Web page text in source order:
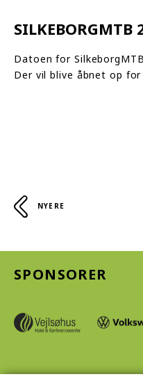
SILKEBORGMTB
Datoen for
Der vil blive åbnet op
NYERE
SPONSORER